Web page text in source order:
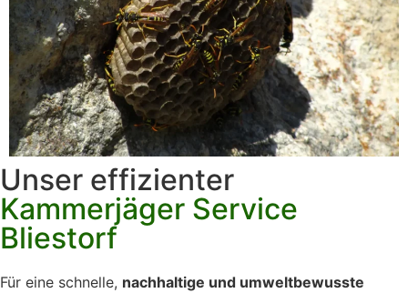
Unser effizienter
Kammerjäger Service
Bliestorf
Für eine schnelle, nachhaltige und umweltbewusste